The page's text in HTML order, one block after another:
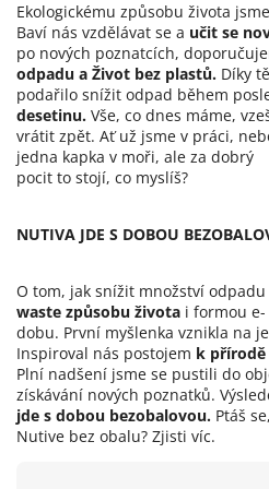
Ekologickému způsobu života
Baví nás vzdělávat se a učit se
po nových poznatcích,
odpadu a Život bez plastů. Díky
podařilo snížit odpad během
desetinu. Vše, co dnes máme,
vrátit zpět. Ať už jsme v práci,
jedna kapka v moři, ale za dobrý
pocit to stojí, co myslíš?
NUTIVA JDE S DOBOU
O tom, jak snížit množství
waste způsobu života i formou
dobu. První myšlenka vznikla na
Inspiroval nás postojem k
Plní nadšení jsme se pustili do
získávání nových poznatků.
jde s dobou bezobalovou. Ptáš
Nutive bez obalu? Zjisti víc.